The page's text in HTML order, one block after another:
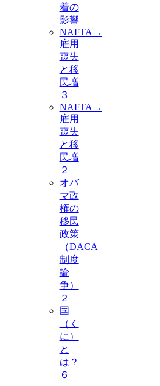
着の
影響
NAFTA→
雇用
喪失
と移
民増
３
NAFTA→
雇用
喪失
と移
民増
２
オバ
マ政
権の
移民
政策
（DACA
制度
論
争）
２
国
（く
に）
と
は？
６